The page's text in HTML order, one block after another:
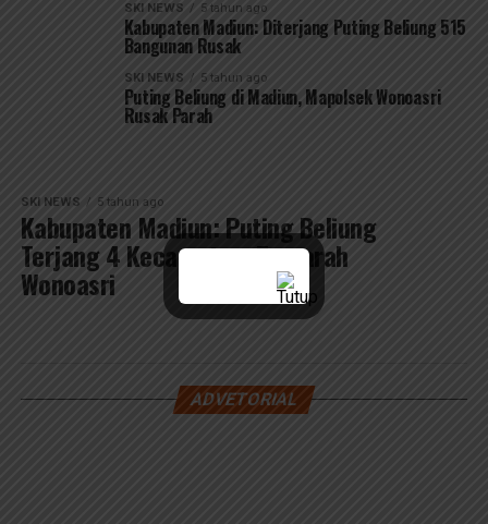
SKI NEWS 5 tahun ago
Kabupaten Madiun: Diterjang Puting Beliung 515
Bangunan Rusak
SKI NEWS 5 tahun ago
Puting Beliung di Madiun, Mapolsek Wonoasri
Rusak Parah
SKI NEWS 5 tahun ago
Kabupaten Madiun: Puting Beliung
Terjang 4 Kecamatan, Terparah
Wonoasri
ADVETORIAL